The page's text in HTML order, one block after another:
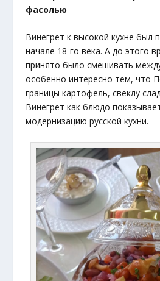
фасолью
Винегрет к высокой кухне был
начале 18-го века. А до этого
принято было смешивать
особенно интересно тем, что
границы картофель, свеклу
Винегрет как блюдо
модернизацию русской кухни.